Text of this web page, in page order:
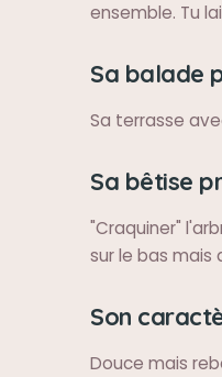
ensemble. Tu
Sa balade
Sa terrasse
Sa bêtise
"Craquiner"
sur le bas mais
Son
Douce mais